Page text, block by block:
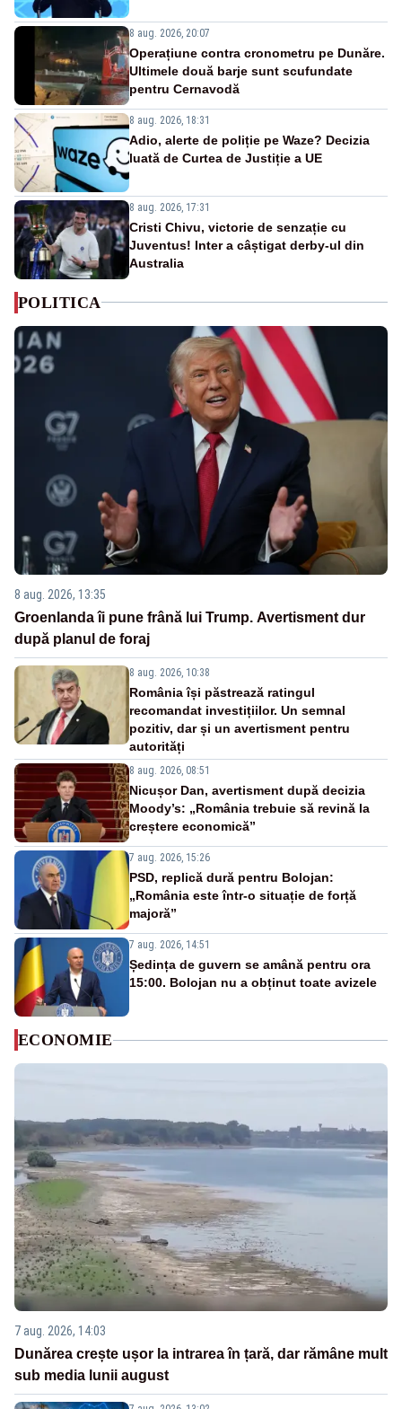
8 aug. 2026, 20:07
Operațiune contra cronometru pe Dunăre.
Ultimele două barje sunt scufundate
pentru Cernavodă
8 aug. 2026, 18:31
Adio, alerte de poliție pe Waze? Decizia
luată de Curtea de Justiție a UE
8 aug. 2026, 17:31
Cristi Chivu, victorie de senzație cu
Juventus! Inter a câștigat derby-ul din
Australia
POLITICA
8 aug. 2026, 13:35
Groenlanda îi pune frână lui Trump. Avertisment dur
după planul de foraj
8 aug. 2026, 10:38
România își păstrează ratingul
recomandat investițiilor. Un semnal
pozitiv, dar și un avertisment pentru
autorități
8 aug. 2026, 08:51
Nicușor Dan, avertisment după decizia
Moody’s: „România trebuie să revină la
creștere economică”
7 aug. 2026, 15:26
PSD, replică dură pentru Bolojan:
„România este într-o situație de forță
majoră”
7 aug. 2026, 14:51
Ședința de guvern se amână pentru ora
15:00. Bolojan nu a obținut toate avizele
ECONOMIE
7 aug. 2026, 14:03
Dunărea crește ușor la intrarea în țară, dar rămâne mult
sub media lunii august